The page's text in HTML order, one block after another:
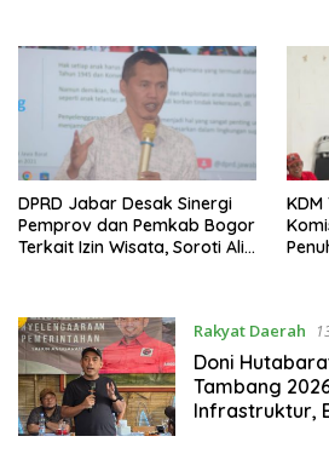
DPRD Jabar Desak Sinergi
Pemprov dan Pemkab Bogor
Terkait Izin Wisata, Soroti Alih
Rakyat Daerah
Doni
Tambang
Infrastruktur,